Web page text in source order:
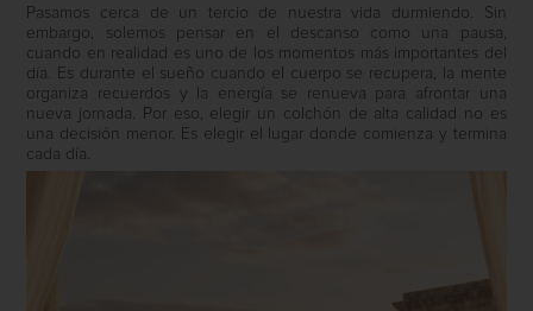
Pasamos cerca de un tercio de nuestra vida durmiendo. Sin
embargo, solemos pensar en el descanso como una pausa,
cuando en realidad es uno de los momentos más importantes del
día. Es durante el sueño cuando el cuerpo se recupera, la mente
organiza recuerdos y la energía se renueva para afrontar una
nueva jornada. Por eso, elegir un colchón de alta calidad no es
una decisión menor. Es elegir el lugar donde comienza y termina
cada día.